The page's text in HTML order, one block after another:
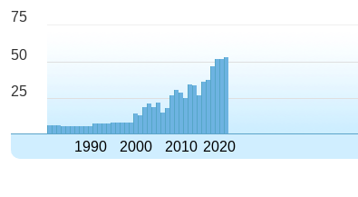
75
50
25
1990 2000 2010 2020